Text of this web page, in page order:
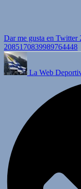
Dar me gusta en Twitter
2085170839989764448
La Web